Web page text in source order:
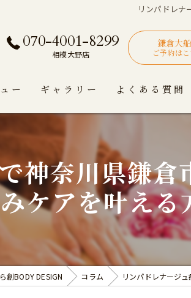
リンパドレナ
070-4001-8299
相模大野店
鎌倉大
ご予約はこ
ー ギャラリー よくある質問
神奈川県鎌
ケアを叶える
創BODY DESIGN コラム リンパドレナージ